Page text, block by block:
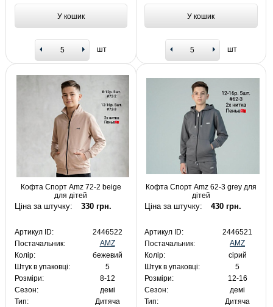
У кошик
шт
У кошик
шт
Кофта Спорт Amz 72-2 beige
для дітей
Ціна за штучку: 330 грн.
Артикул ID:
2446522
Постачальник:
AMZ
Колір:
бежевий
Штук в упаковці:
5
Розміри:
8-12
Сезон:
демі
Тип:
Дитяча
Кофта Спорт Amz 62-3 grey для
дітей
Ціна за штучку: 430 грн.
Артикул ID:
2446521
Постачальник:
AMZ
Колір:
сірий
Штук в упаковці:
5
Розміри:
12-16
Сезон:
демі
Тип:
Дитяча